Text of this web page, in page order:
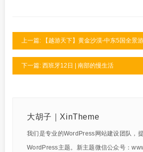
上一篇: 【越游天下】黄金沙漠-中东5国全景
下一篇: 西班牙12日 | 南部的慢生活
大胡子｜XinTheme
我们是专业的WordPress网站建设团队，
WordPress主题。新主题微信公众号：